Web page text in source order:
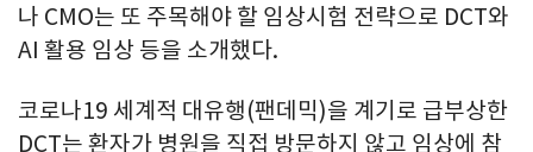
나 CMO는 또 주목해야 할 임상시험 전략으로 DCT와
AI 활용 임상 등을 소개했다.
코로나19 세계적 대유행(팬데믹)을 계기로 급부상한
DCT는 환자가 병원을 직접 방문하지 않고 임상에 참